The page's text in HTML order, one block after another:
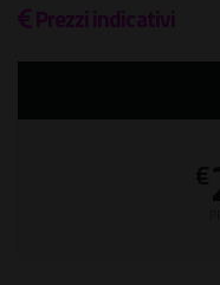
Prezzi indicativi